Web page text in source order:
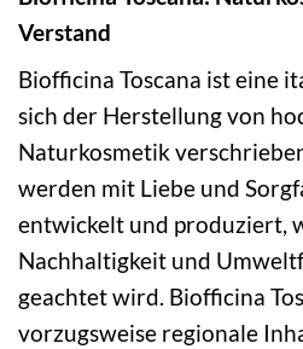
Verstand
Biofficina Toscana ist eine
sich der Herstellung von
Naturkosmetik
werden mit Liebe und
entwickelt und produziert,
Nachhaltigkeit und
geachtet wird. Biofficina
vorzugsweise regionale